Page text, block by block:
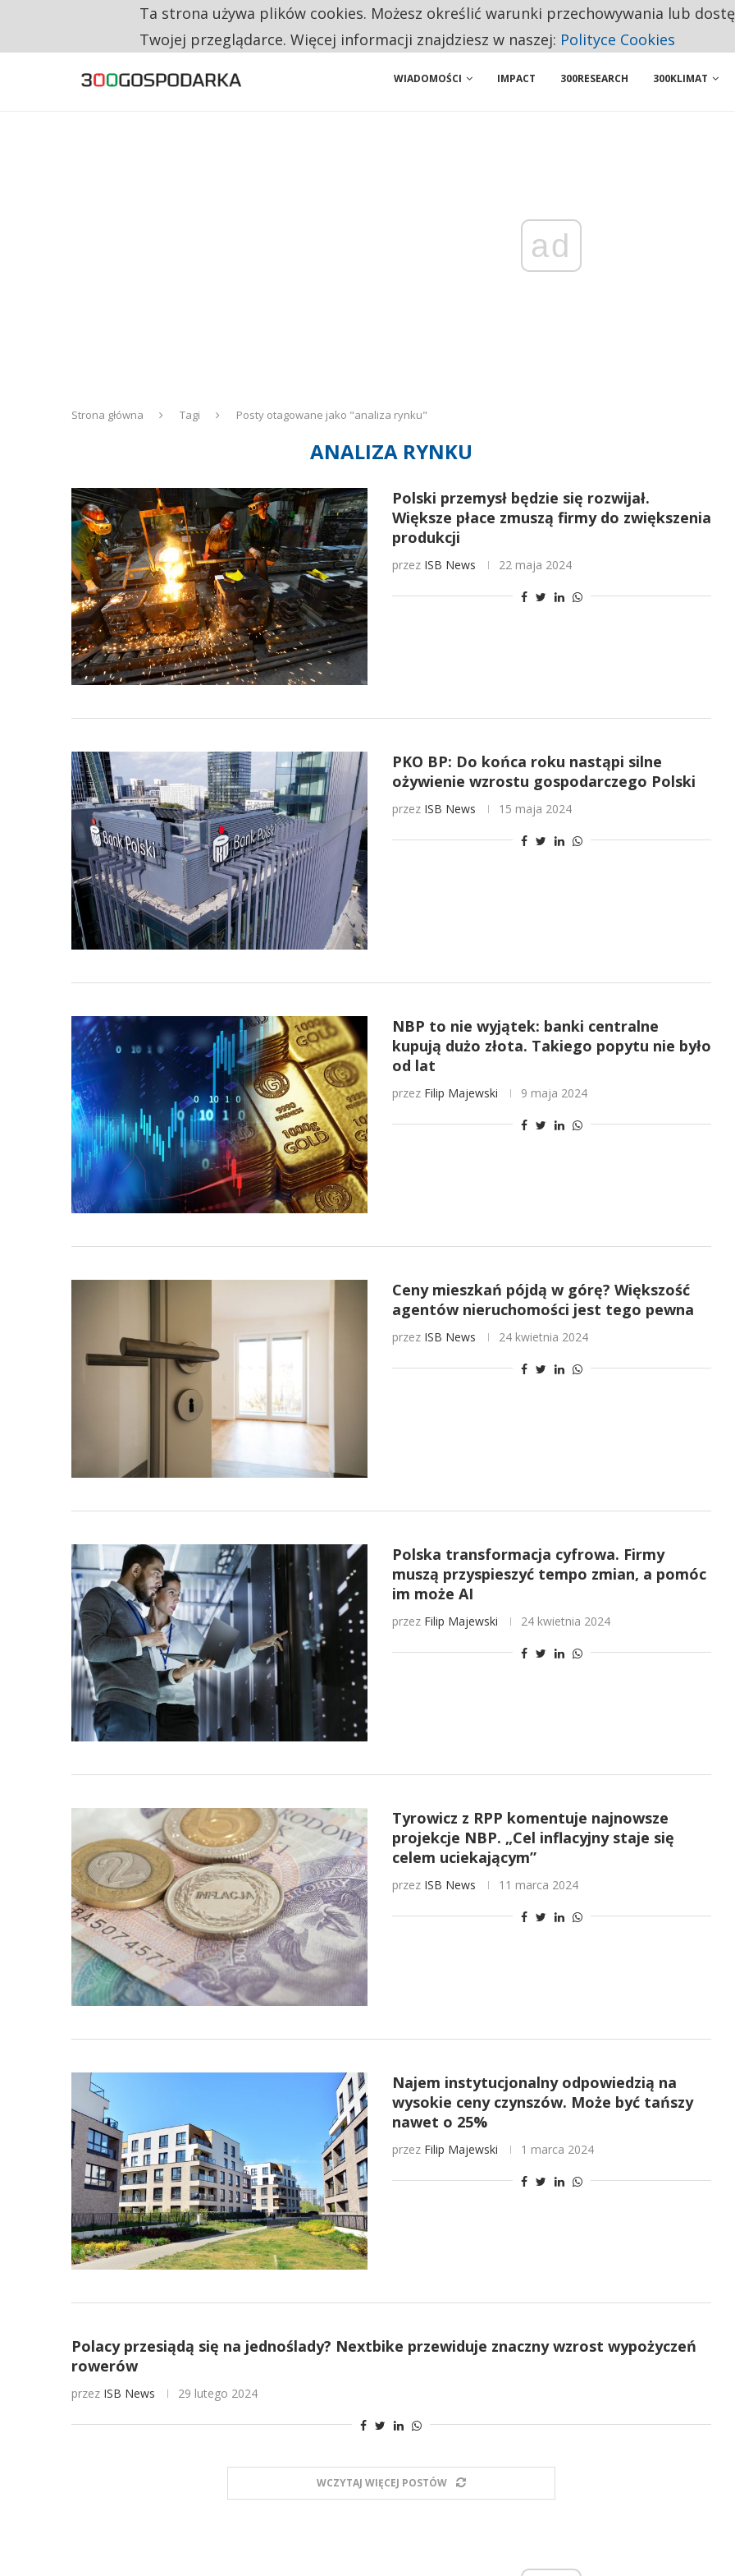
TRZECH NA CZTERECH PONOWNIE ZAŁOŻYŁOBY WŁASNĄ FIRMĘ. INNYM JUŻ TAK ŁATWO JEJ NIE POLECAJĄ
WIADOMOŚCI IMPACT 300RESEARCH 300KLIMAT
ad
Strona główna Tagi Posty otagowane jako "analiza rynku"
ANALIZA RYNKU
Polski przemysł będzie się rozwijał.
Większe płace zmuszą firmy do zwiększenia
produkcji
przez ISB News 22 maja 2024
PKO BP: Do końca roku nastąpi silne
ożywienie wzrostu gospodarczego Polski
przez ISB News 15 maja 2024
NBP to nie wyjątek: banki centralne
kupują dużo złota. Takiego popytu nie było
od lat
przez Filip Majewski 9 maja 2024
Ceny mieszkań pójdą w górę? Większość
agentów nieruchomości jest tego pewna
przez ISB News 24 kwietnia 2024
Polska transformacja cyfrowa. Firmy
muszą przyspieszyć tempo zmian, a pomóc
im może AI
przez Filip Majewski 24 kwietnia 2024
Tyrowicz z RPP komentuje najnowsze
projekcje NBP. „Cel inflacyjny staje się
celem uciekającym”
przez ISB News 11 marca 2024
Najem instytucjonalny odpowiedzią na
wysokie ceny czynszów. Może być tańszy
nawet o 25%
przez Filip Majewski 1 marca 2024
Polacy przesiądą się na jednoślady? Nextbike przewiduje znaczny wzrost wypożyczeń
rowerów
przez ISB News 29 lutego 2024
WCZYTAJ WIĘCEJ POSTÓW
Ta strona używa plików cookies. Możesz określić warunki przechowywania lub
Twojej przeglądarce. Więcej informacji znajdziesz w naszej: Polityce Cookies